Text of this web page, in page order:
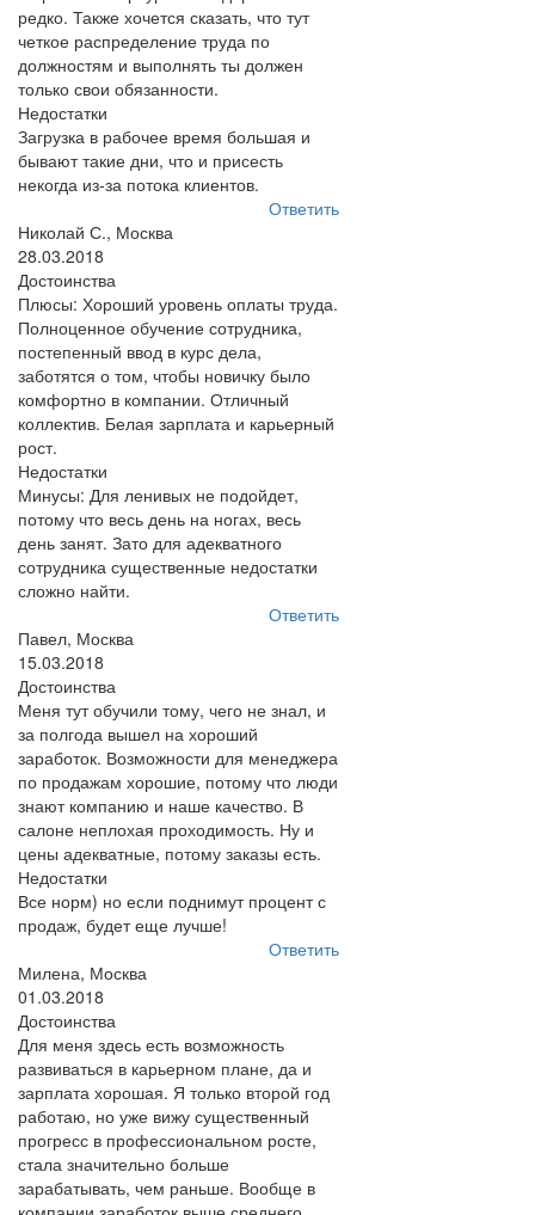
редко. Также хочется сказать, что тут
четкое распределение труда по
должностям и выполнять ты должен
только свои обязанности.
Недостатки
Загрузка в рабочее время большая и
бывают такие дни, что и присесть
некогда из-за потока клиентов.
Ответить
Николай С., Москва
28.03.2018
Достоинства
Плюсы: Хороший уровень оплаты труда.
Полноценное обучение сотрудника,
постепенный ввод в курс дела,
заботятся о том, чтобы новичку было
комфортно в компании. Отличный
коллектив. Белая зарплата и карьерный
рост.
Недостатки
Минусы: Для ленивых не подойдет,
потому что весь день на ногах, весь
день занят. Зато для адекватного
сотрудника существенные недостатки
сложно найти.
Ответить
Павел, Москва
15.03.2018
Достоинства
Меня тут обучили тому, чего не знал, и
за полгода вышел на хороший
заработок. Возможности для менеджера
по продажам хорошие, потому что люди
знают компанию и наше качество. В
салоне неплохая проходимость. Ну и
цены адекватные, потому заказы есть.
Недостатки
Все норм) но если поднимут процент с
продаж, будет еще лучше!
Ответить
Милена, Москва
01.03.2018
Достоинства
Для меня здесь есть возможность
развиваться в карьерном плане, да и
зарплата хорошая. Я только второй год
работаю, но уже вижу существенный
прогресс в профессиональном росте,
стала значительно больше
зарабатывать, чем раньше. Вообще в